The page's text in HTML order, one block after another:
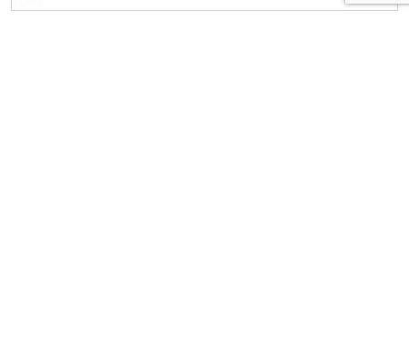
活動於10月31日至11月1日使用星巴克APP行動預點，星禮